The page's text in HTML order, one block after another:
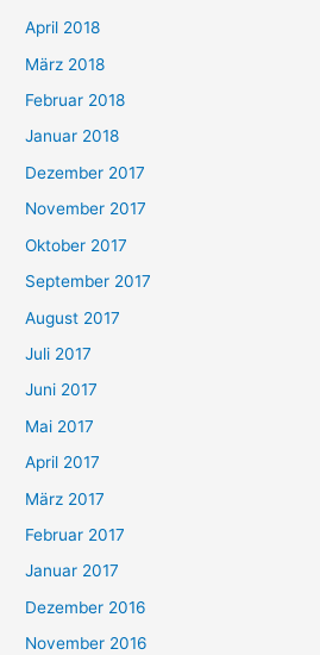
April 2018
März 2018
Februar 2018
Januar 2018
Dezember 2017
November 2017
Oktober 2017
September 2017
August 2017
Juli 2017
Juni 2017
Mai 2017
April 2017
März 2017
Februar 2017
Januar 2017
Dezember 2016
November 2016